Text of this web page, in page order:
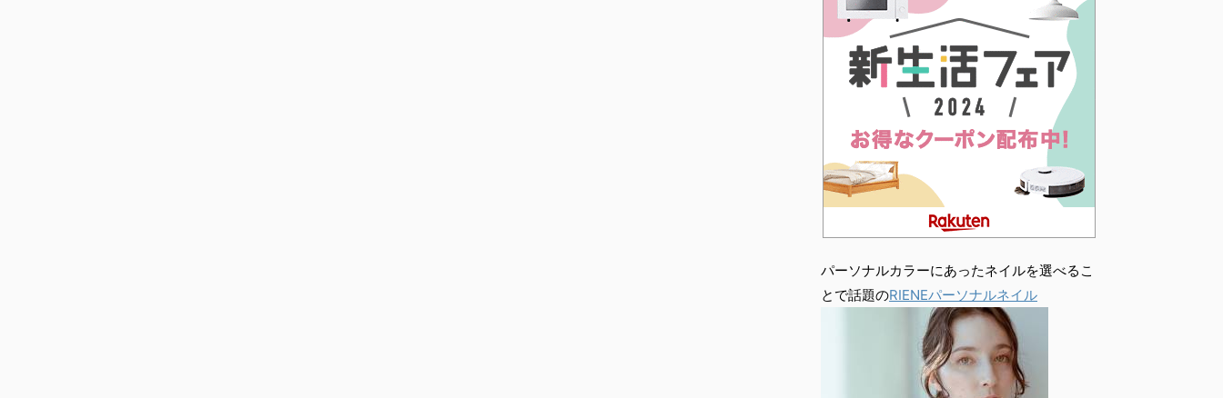
パーソナルカラーにあったネイルを選べるこ
とで話題のRIENEパーソナルネイル